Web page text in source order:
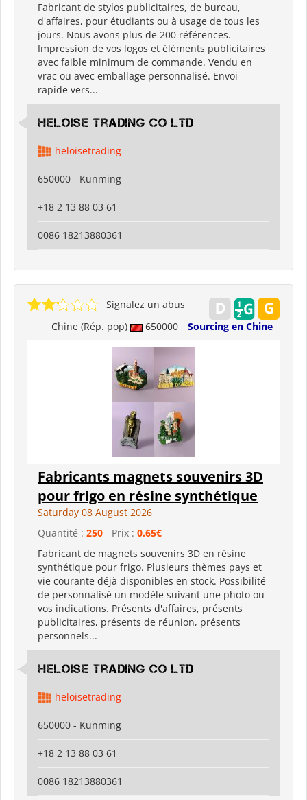
Fabricant de stylos publicitaires, de bureau,
d'affaires, pour étudiants ou à usage de tous les
jours. Nous avons plus de 200 références.
Impression de vos logos et éléments publicitaires
avec faible minimum de commande. Vendu en
vrac ou avec emballage personnalisé. Envoi
rapide vers...
Heloise Trading Co Ltd
heloisetrading
650000 - Kunming
+18 2 13 88 03 61
0086 18213880361
Chine (Rép. pop) 650000 Sourcing en Chine
Signalez un abus
Fabricants magnets souvenirs 3D
pour frigo en résine synthétique
Saturday 08 August 2026
Quantité : 250 - Prix : 0.65€
Fabricant de magnets souvenirs 3D en résine
synthétique pour frigo. Plusieurs thèmes pays et
vie courante déjà disponibles en stock. Possibilité
de personnalisé un modèle suivant une photo ou
vos indications. Présents d'affaires, présents
publicitaires, présents de réunion, présents
personnels...
Heloise Trading Co Ltd
heloisetrading
650000 - Kunming
+18 2 13 88 03 61
0086 18213880361